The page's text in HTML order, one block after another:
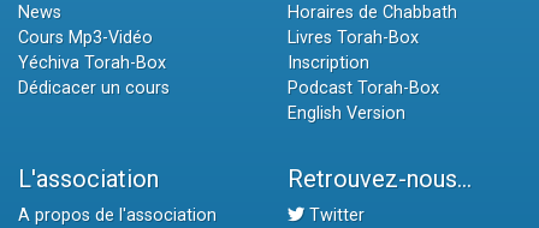
News
Cours Mp3-Vidéo
Yéchiva Torah-Box
Dédicacer un cours
Horaires de Chabbath
Livres Torah-Box
Inscription
Podcast Torah-Box
English Version
L'association
A propos de l'association
Retrouvez-nous...
Twitter